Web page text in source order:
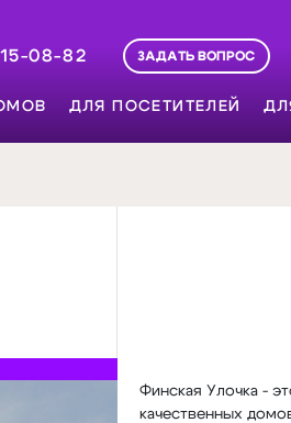
08-82
ЗАДАТЬ ВОПРОС
ДЛЯ ПОСЕТИТЕЛЕЙ
Финская Улочка -
качественных